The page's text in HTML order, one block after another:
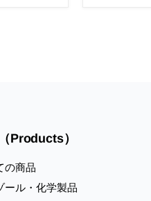
Products）
の商品
ール・化学製品